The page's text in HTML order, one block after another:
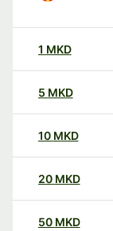
1 MKD
5 MKD
10 MKD
20 MKD
50 MKD